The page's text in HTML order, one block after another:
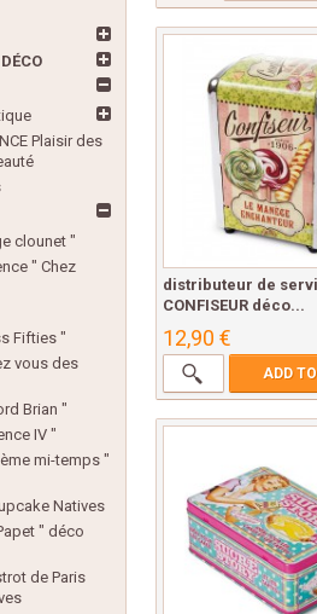
Plaisir des
clounet "
" Chez
Fifties "
vous des
Brian "
IV "
mi-temps "
Natives
" déco
de Paris
distributeur de
CONFISEUR déco...
12,90 €
ADD